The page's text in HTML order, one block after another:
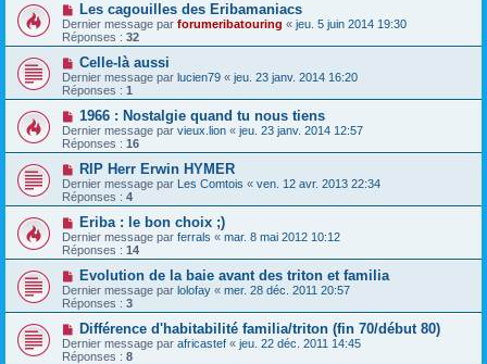
Les cagouilles des Eribamaniacs
Dernier message par forumeribatouring « jeu. 5 juin 2014 19:30
Réponses : 32
Celle-là aussi
Dernier message par lucien79 « jeu. 23 janv. 2014 16:20
Réponses : 1
1966 : Nostalgie quand tu nous tiens
Dernier message par vieux.lion « jeu. 23 janv. 2014 12:57
Réponses : 16
RIP Herr Erwin HYMER
Dernier message par Les Comtois « ven. 12 avr. 2013 22:34
Réponses : 4
Eriba : le bon choix ;)
Dernier message par ferrals « mar. 8 mai 2012 10:12
Réponses : 14
Evolution de la baie avant des triton et familia
Dernier message par lolofay « mer. 28 déc. 2011 20:57
Réponses : 3
Différence d'habitabilité familia/triton (fin 70/début 80)
Dernier message par africastef « jeu. 22 déc. 2011 14:45
Réponses : 8